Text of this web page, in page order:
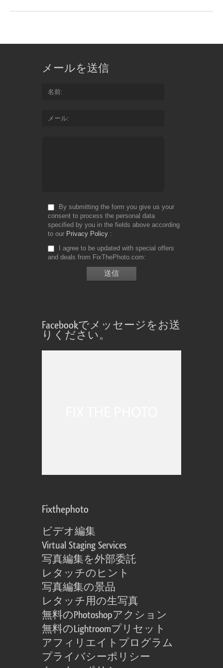
メールを送信
名前
メール
By submitting the form you give us your
consent to process the personal data
specified by you in the fields above according
to our Privacy Policy
I agree to be updated with special offers
and deals from FixThePhoto.com
Facebookでメッセージをお送
りください。
Fixthephoto
ビデオ編集
Virtual Staging Services
写真編集を外部委託
レタッチのヒント
写真編集の景品
レタッチ用の生写真
無料のPhotoshopアクション
無料のLightroomプリセット
アフィリエイトプログラム
プライバシーポリシー